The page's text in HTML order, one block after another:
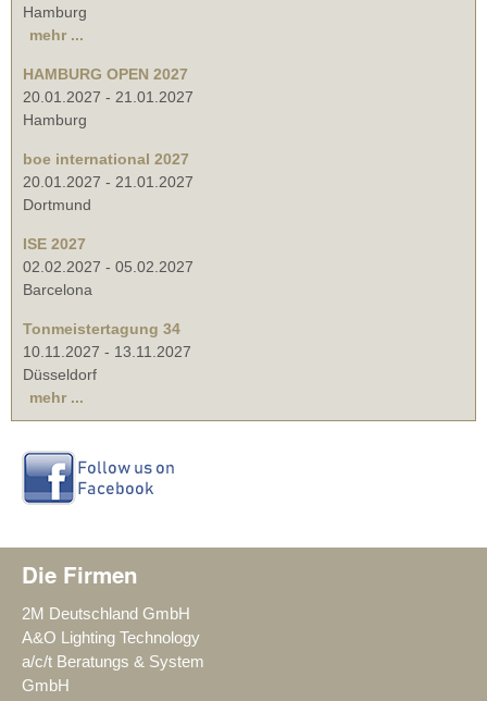
Hamburg
mehr ...
HAMBURG OPEN 2027
20.01.2027 - 21.01.2027
Hamburg
boe international 2027
20.01.2027 - 21.01.2027
Dortmund
ISE 2027
02.02.2027 - 05.02.2027
Barcelona
Tonmeistertagung 34
10.11.2027 - 13.11.2027
Düsseldorf
mehr ...
Die Firmen
2M Deutschland GmbH
A&O Lighting Technology
a/c/t Beratungs & System
GmbH